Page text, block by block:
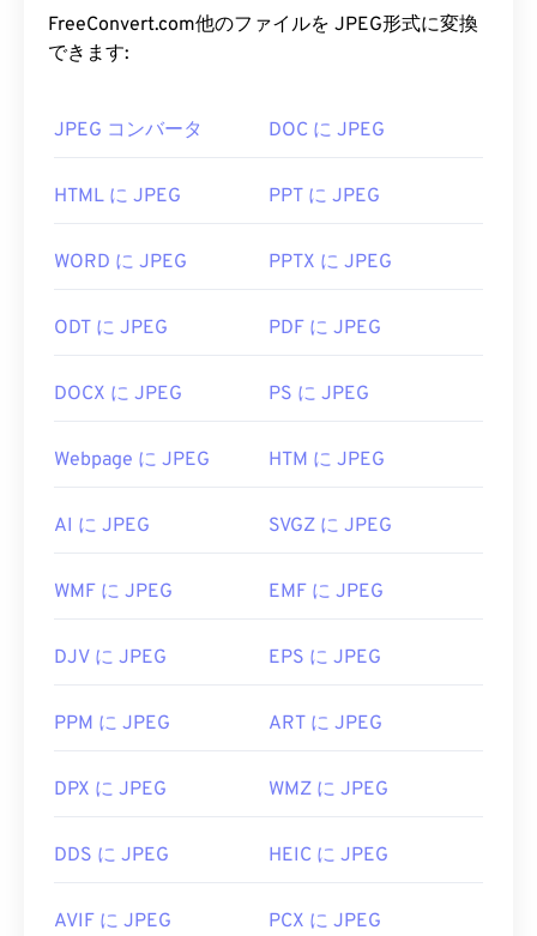
とmacOSの両方で、Photoshop Lightroomなどの
Adobe製品で開くのが最適です。RWLファイルを開
RWL の代替ビューアは
XnView MPです。RWL は
Converter、Magix Photo Managerでもサポートさ
開発元：ライカ
ェブサイトでの使用に最適です。当社のJPEG圧縮
ツールを使えば、ファイルサイズを最大80%削減
さらに高い圧縮率が必要な場合は、JPG を、より
ればいいですか?
ほぼすべての画像ビューアプログラムやアプリケー
で、通常はデフォルトの画像ビューア、画像エディ
開くアプリケーションを選択するには、右クリック
JPEG ファイルは、
Chromeなどの一般的な Web ブ
ケーション、Apple Previewなどの Mac OS アプリ
開発者: Joint Photographic Experts Group
https://en.wikipedia.org/wiki/JPEG
FreeConvert.com他のファイルを JPEG形式に変換
できます:
JPEG コンバータ DOC に JPEG
HTML に JPEG PPT に JPEG
WORD に JPEG PPTX に JPEG
ODT に JPEG PDF に JPEG
DOCX に JPEG PS に JPEG
Webpage に JPEG HTM に JPEG
AI に JPEG SVGZ に JPEG
WMF に JPEG EMF に JPEG
DJV に JPEG EPS に JPEG
PPM に JPEG ART に JPEG
DPX に JPEG WMZ に JPEG
DDS に JPEG HEIC に JPEG
AVIF に JPEG PCX に JPEG